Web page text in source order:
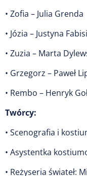
• Zofia – Julia Grenda
• Józia – Justyna
• Zuzia – Marta
• Grzegorz – Paweł
• Rembo – Henryk
Twórcy:
• Scenografia i
• Asystentka
• Reżyseria świateł: